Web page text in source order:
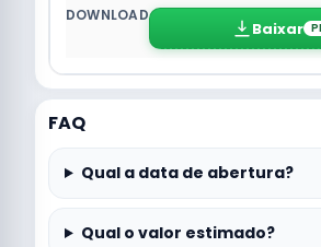
Baixar
FAQ
Qual a data de abertura?
Qual o valor estimado?